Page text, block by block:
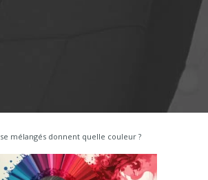
mélangés donnent quelle couleur ?